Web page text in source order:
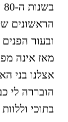
הראשונים
ובעור
מאז אינה
אצלנו בני
הובררה לי
בתוכי